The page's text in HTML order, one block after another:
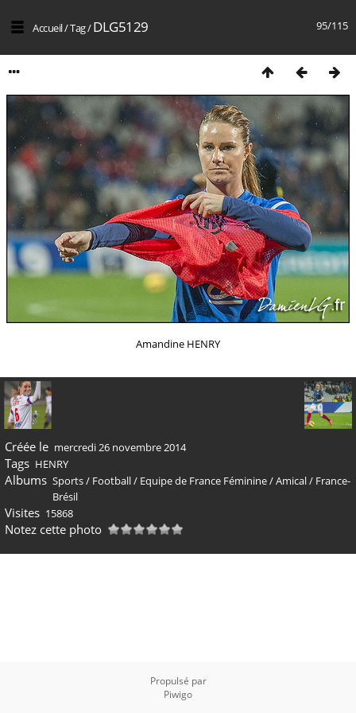
95/115
Accueil/Tag/DLG5129
Amandine HENRY
Créée le mercredi 26 novembre 2014
Tags HENRY
Albums Sports/ Football/ Equipe de France Féminine/Amical/ France-
Brésil
Visites 15868
Notez cette photo
Propulsé par
Piwigo